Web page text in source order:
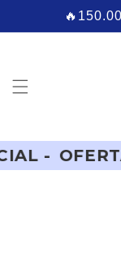
directamente
al contenido